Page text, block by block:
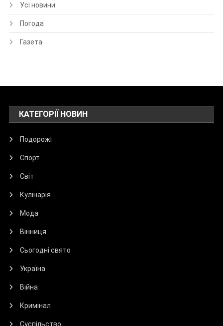
Усі новини
Погода
Газета
КАТЕГОРІЇ НОВИН
Подорожі
Спорт
Світ
Кулінарія
Мода
Вінниця
Сьогодні свято
Україна
Війна
Кримінал
Суспільство